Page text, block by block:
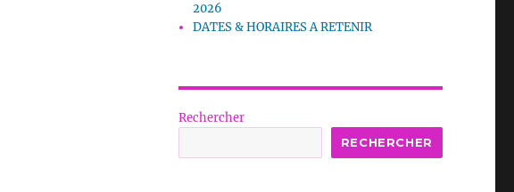
2026
DATES & HORAIRES A RETENIR
Rechercher
RECHERCHER